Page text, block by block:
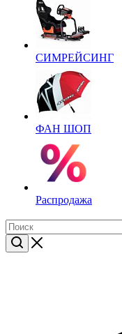
СИМРЕЙСИНГ
ФАН ШОП
Распродажа